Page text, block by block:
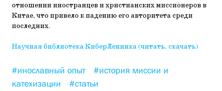
отношении иностранцев и христианских миссионеров в
Китае, что привело к падению его авторитета среди
последних.
Научная библиотека КиберЛенинка (читать, скачать)
#инославный опыт
#история миссии и
катехизации
#статьи